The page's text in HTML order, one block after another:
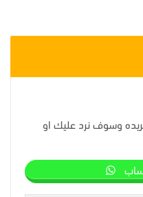
تريده وسوف نرد عليك او